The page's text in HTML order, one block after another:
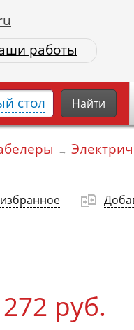
работы
стол Найти
→
руб.